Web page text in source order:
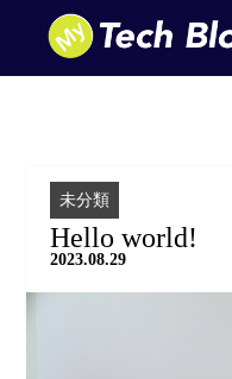
未分類
Hello world!
2023.08.29